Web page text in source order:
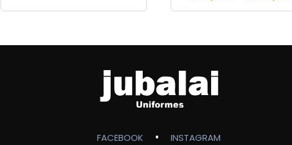
FACEBOOK • INSTAGRAM